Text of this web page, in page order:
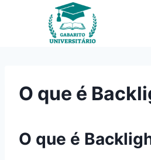
O que é
O que é